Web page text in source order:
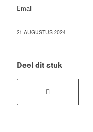
Email
21 AUGUSTUS 2024
Deel dit stuk